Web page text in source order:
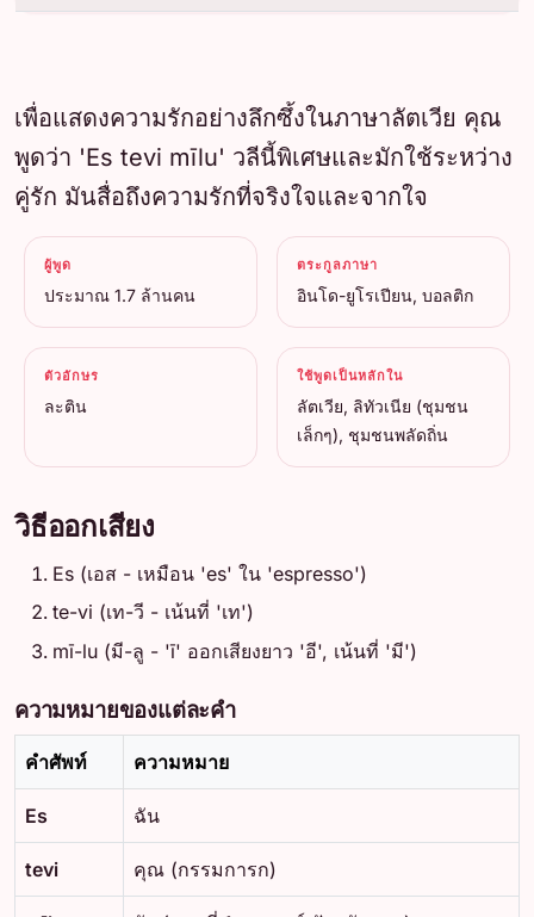
เพื่อแสดงความรักอย่างลึกซึ้งในภาษาลัตเวีย คุณ
พูดว่า 'Es tevi mīlu' วลีนี้พิเศษและมักใช้ระหว่าง
คู่รัก มันสื่อถึงความรักที่จริงใจและจากใจ
ผู้พูด
ประมาณ 1.7 ล้านคน
ตระกูลภาษา
อินโด-ยูโรเปียน, บอลติก
ตัวอักษร
ละติน
ใช้พูดเป็นหลักใน
ลัตเวีย, ลิทัวเนีย (ชุมชน
เล็กๆ), ชุมชนพลัดถิ่น
วิธีออกเสียง
Es (เอส - เหมือน 'es' ใน 'espresso')
te-vi (เท-วี - เน้นที่ 'เท')
mī-lu (มี-ลู - 'ī' ออกเสียงยาว 'อี', เน้นที่ 'มี')
ความหมายของแต่ละคำ
คำศัพท์ ความหมาย
Es ฉัน
tevi คุณ (กรรมการก)